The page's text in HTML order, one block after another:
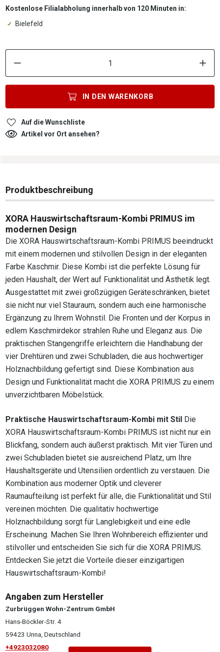
Kostenlose Filialabholung innerhalb von 120 Minuten in:
Bielefeld
IN DEN WARENKORB
Auf die Wunschliste
Artikel vor Ort ansehen?
Produktbeschreibung
XORA Hauswirtschaftsraum-Kombi PRIMUS im
modernen Design
Die XORA Hauswirtschaftsraum-Kombi PRIMUS beeindruckt
mit einem modernen und stilvollen Design in der eleganten
Farbe Kaschmir. Diese Kombi ist die perfekte Lösung für
jeden Haushalt, der Wert auf Funktionalität und Ästhetik legt.
Ausgestattet mit zwei großzügigen Geräteschränken, bietet
sie nicht nur viel Stauraum, sondern auch eine harmonische
Ergänzung zu Ihrem Wohnstil. Die Fronten und der Korpus in
edlem Kaschmirdekor strahlen Ruhe und Eleganz aus. Die
praktischen Stangengriffe erleichtern die Handhabung der
vier Drehtüren und zwei Schubladen, die aus hochwertiger
Holznachbildung gefertigt sind. Diese Kombination aus
Design und Funktionalität macht die XORA PRIMUS zu einem
unverzichtbaren Möbelstück.
Praktische Hauswirtschaftsraum-Kombi mit Stil Die
XORA Hauswirtschaftsraum-Kombi PRIMUS ist nicht nur ein
Blickfang, sondern auch äußerst praktisch. Mit vier Türen und
zwei Schubladen bietet sie ausreichend Platz, um Ihre
Haushaltsgeräte und Utensilien ordentlich zu verstauen. Die
Kombination aus moderner Optik und cleverer
Raumaufteilung ist perfekt für alle, die Funktionalität und Stil
vereinen möchten. Die qualitativ hochwertige
Holznachbildung sorgt für Langlebigkeit und eine edle
Erscheinung. Machen Sie Ihren Wohnbereich effizienter und
stilvoller und entscheiden Sie sich für die XORA PRIMUS.
Entdecken Sie jetzt die Vorteile dieser einzigartigen
Hauswirtschaftsraum-Kombi!
Angaben zum Hersteller
Zurbrüggen Wohn-Zentrum GmbH
Hans-Böckler-Str. 4
59423 Unna, Deutschland
+4923032080